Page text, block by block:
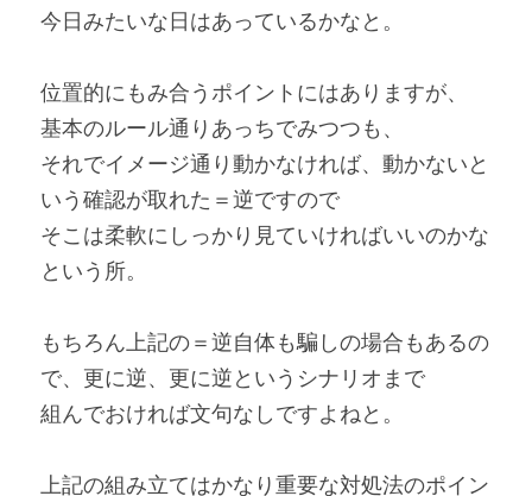
今日みたいな日はあっているかなと。
位置的にもみ合うポイントにはありますが、
基本のルール通りあっちでみつつも、
それでイメージ通り動かなければ、動かないと
いう確認が取れた＝逆ですので
そこは柔軟にしっかり見ていければいいのかな
という所。
もちろん上記の＝逆自体も騙しの場合もあるの
で、更に逆、更に逆というシナリオまで
組んでおければ文句なしですよねと。
上記の組み立てはかなり重要な対処法のポイン